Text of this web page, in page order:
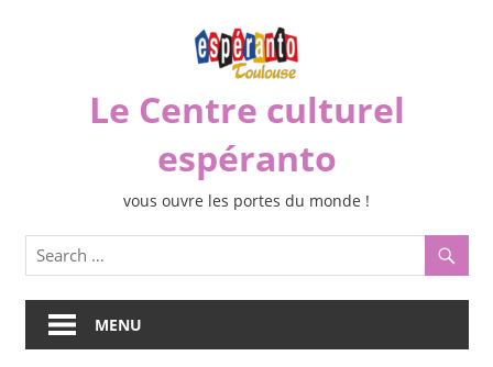
Le Centre culturel
espéranto
vous ouvre les portes du monde !
MENU